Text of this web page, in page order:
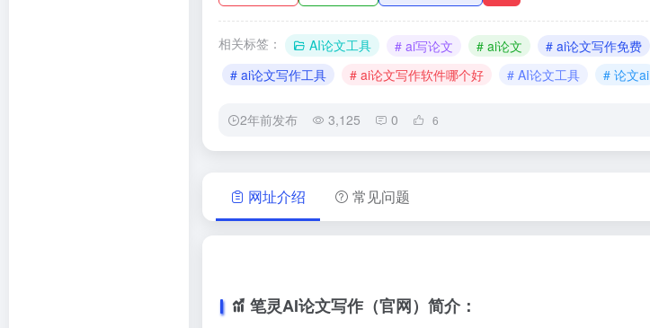
相关标签： AI论文工具 # ai写论文 # ai论文 # ai论文写作免费
# ai论文写作工具
# ai论文写作软件哪个好 # AI论文工具 # 论文ai
2年前发布 3,125 0 6
网址介绍 常见问题
笔灵AI论文写作（官网）简介：